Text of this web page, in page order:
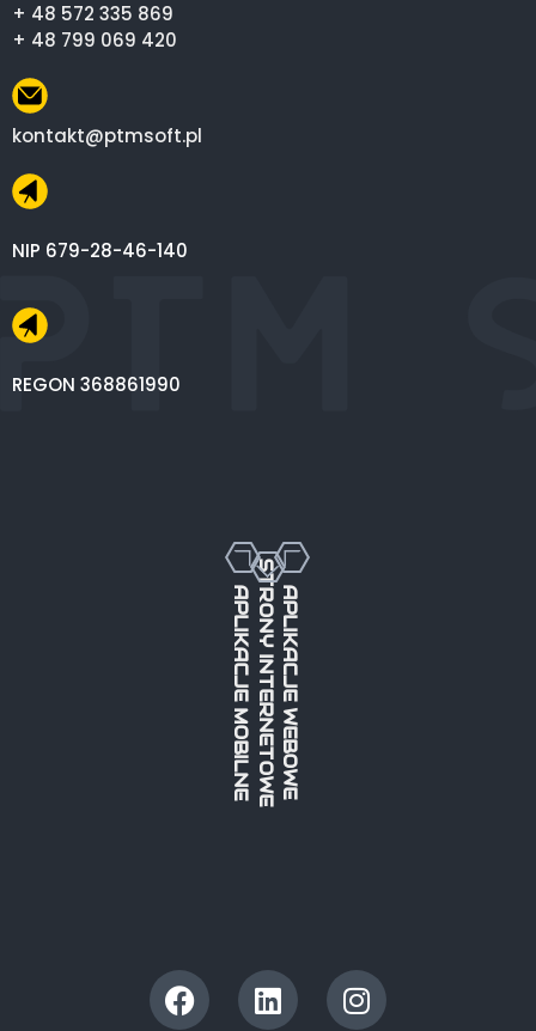
+ 48 572 335 869
+ 48 799 069 420
kontakt@ptmsoft.pl
NIP 679-28-46-140
REGON 368861990
APLIKACJE MOBILNESTRONY INTERNETOWEAPLIKACJE WEBOWE